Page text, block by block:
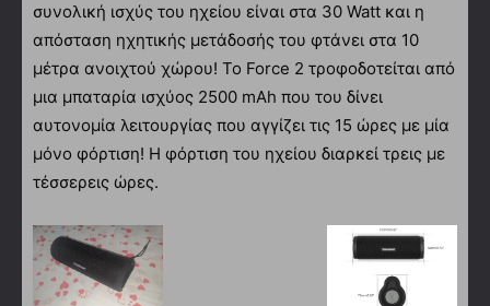
συνολική ισχύς του ηχείου είναι στα 30 Watt και η
απόσταση ηχητικής μετάδοσής του φτάνει στα 10
μέτρα ανοιχτού χώρου! Το Force 2 τροφοδοτείται από
μια μπαταρία ισχύος 2500 mAh που του δίνει
αυτονομία λειτουργίας που αγγίζει τις 15 ώρες με μία
μόνο φόρτιση! Η φόρτιση του ηχείου διαρκεί τρεις με
τέσσερεις ώρες.